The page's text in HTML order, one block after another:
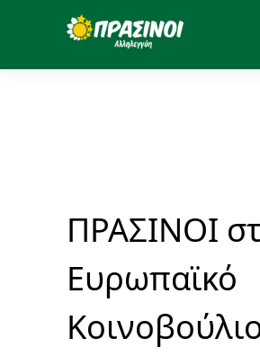
ΠΡΑΣΙΝΟΙ
Ευρωπαϊκό